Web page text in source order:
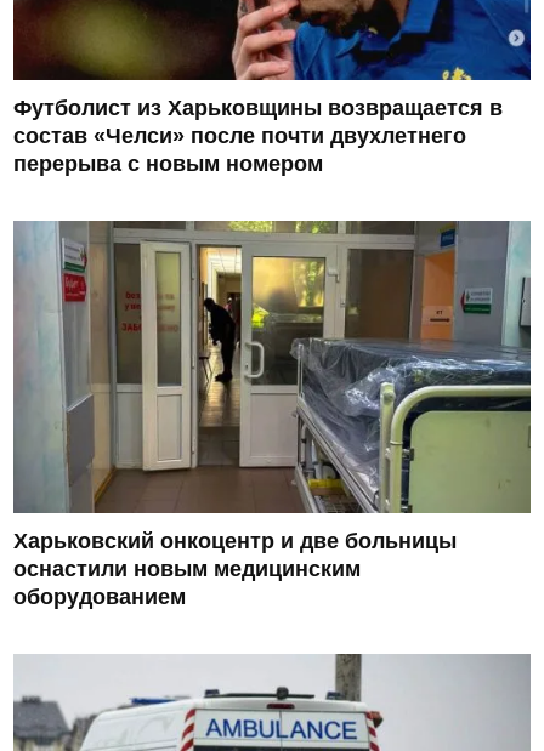
Футболист из Харьковщины возвращается в
состав «Челси» после почти двухлетнего
перерыва с новым номером
Харьковский онкоцентр и две больницы
оснастили новым медицинским
оборудованием